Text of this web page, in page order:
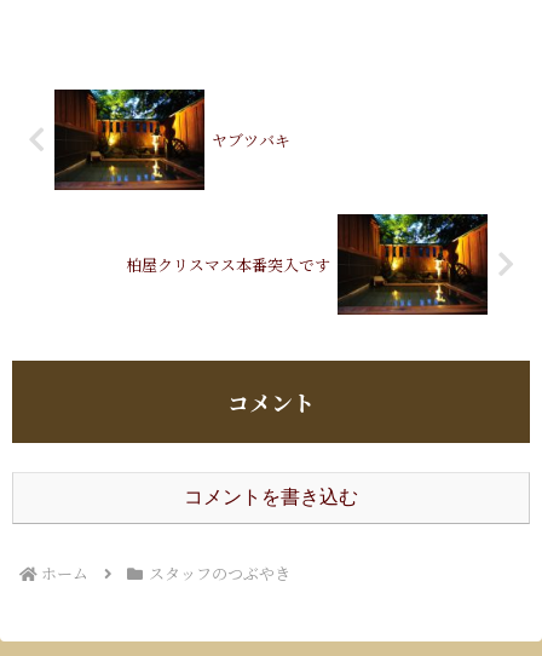
ヤブツバキ
柏屋クリスマス本番突入です
コメント
コメントを書き込む
ホーム スタッフのつぶやき